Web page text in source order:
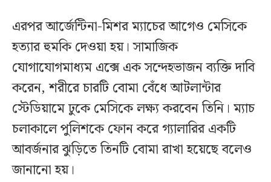
এরপর আর্জেন্টিনা-মিশর ম্যাচের আগেও মেসিকে
হত্যার হুমকি দেওয়া হয়। সামাজিক
যোগাযোগমাধ্যম এক্সে এক সন্দেহভাজন ব্যক্তি দাবি
করেন, শরীরে চারটি বোমা বেঁধে আটলান্টার
স্টেডিয়ামে ঢুকে মেসিকে লক্ষ্য করবেন তিনি। ম্যাচ
চলাকালে পুলিশকে ফোন করে গ্যালারির একটি
আবর্জনার ঝুড়িতে তিনটি বোমা রাখা হয়েছে বলেও
জানানো হয়।